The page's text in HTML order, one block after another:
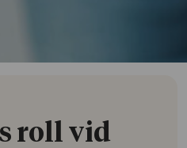
roll vid